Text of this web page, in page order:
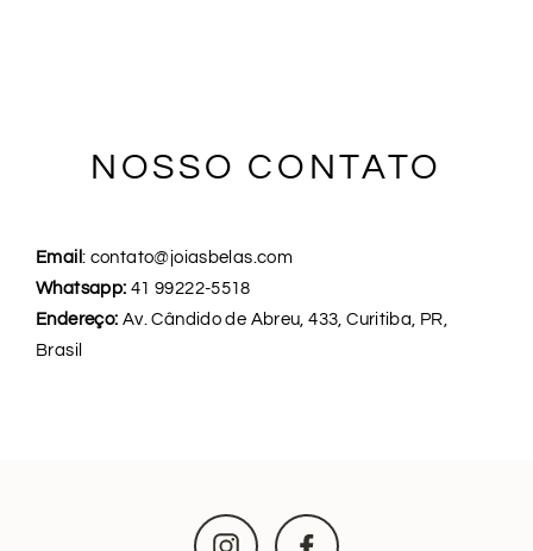
NOSSO CONTATO
Email : contato@joiasbelas.com
Whatsapp: 41 99222-5518
Endereço: Av. Cândido de Abreu, 433, Curitiba, PR,
Brasil
Instagram Facebook